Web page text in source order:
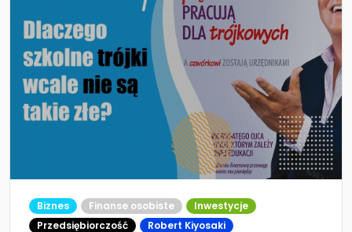
Biznes Finanse osobiste
Inwestycje
Przedsiębiorczość
Robert Kiyosaki